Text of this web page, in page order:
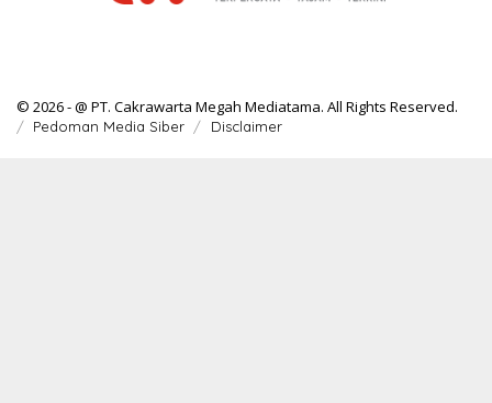
© 2026 - @ PT. Cakrawarta Megah Mediatama. All Rights Reserved.
Pedoman Media Siber Disclaimer